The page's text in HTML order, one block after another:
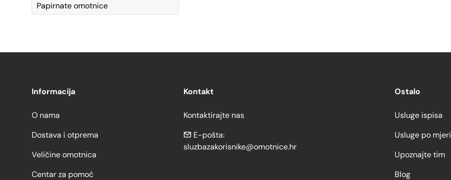
Papirnate omotnice
Informacija
O nama
Dostava i otprema
Veličine omotnica
Centar za pomoć
Kontakt
Kontaktirajte nas
E-pošta:
sluzbazakorisnike@omotnice.hr
Ostalo
Usluge ispisa
Usluge po mjeri
Upoznajte tim
Blog